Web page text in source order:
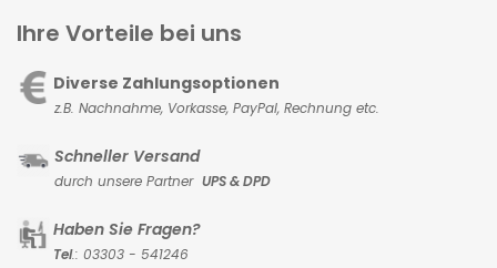
Ihre Vorteile bei uns
Diverse Zahlungsoptionen
z.B. Nachnahme, Vorkasse, PayPal, Rechnung etc.
Schneller Versand
durch unsere Partner UPS & DPD
Haben Sie Fragen?
Tel.: 03303 - 541246